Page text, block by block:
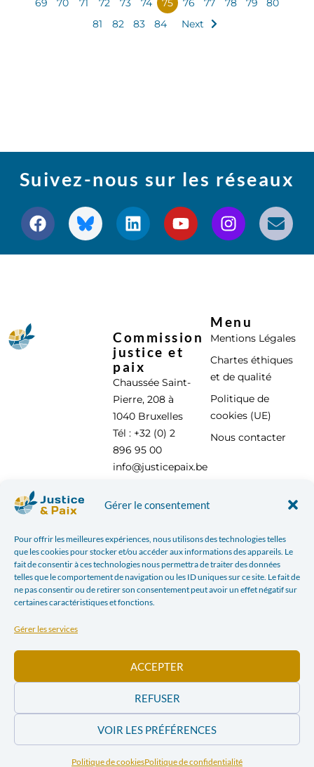
Gérer le consentement
Pour offrir les meilleures expériences, nous utilisons des technologies telles
que les cookies pour stocker et/ou accéder aux informations des appareils. Le
fait de consentir à ces technologies nous permettra de traiter des données
telles que le comportement de navigation ou les ID uniques sur ce site. Le fait de
ne pas consentir ou de retirer son consentement peut avoir un effet négatif sur
certaines caractéristiques et fonctions.
Gérer les services
ACCEPTER
REFUSER
VOIR LES PRÉFÉRENCES
Politique de cookiesPolitique de confidentialité
69
70 71 72 73 74 75 76 77 78 79
80
81
82 83 84 Next
Suivez-nous sur les réseaux
Commission
justice et
paix
Chaussée Saint-
Pierre, 208 à
1040 Bruxelles
Tél : +32 (0) 2
896 95 00
info@justicepaix.be
Menu
Mentions Légales
Chartes éthiques
et de qualité
Politique de
cookies (UE)
Nous contacter
POLITIQUE DE CONFIDENTIALITÉ| JUSTICE & PAIX – CHAUSSÉE SAINT-PIERRE, 208 À 1040
BRUXELLES TÉL : +32 (0) 2 896 95 00 INFO@JUSTICEPAIX.BE | WEBDESIGN PAR